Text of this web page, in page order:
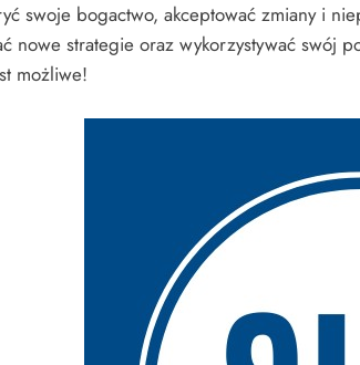
swoje bogactwo, akceptować zmiany i
nowe strategie oraz wykorzystywać swój
możliwe!